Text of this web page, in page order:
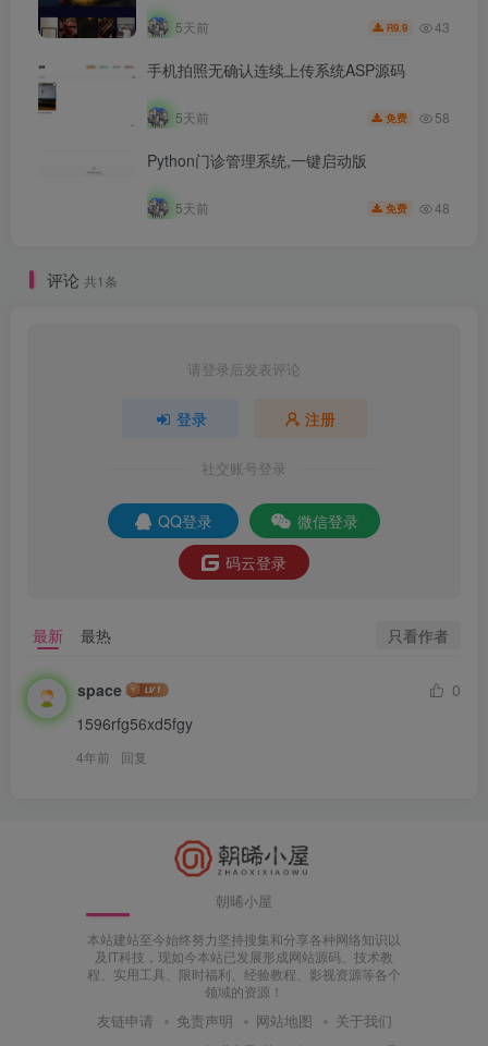
5天前 R9.9 43
手机拍照无确认连续上传系统ASP源码
5天前 免费 58
Python门诊管理系统,一键启动版
5天前 免费 48
评论 共1条
请登录后发表评论
登录 注册
社交账号登录
QQ登录
微信登录
码云登录
最新 最热 只看作者
space
0
1596rfg56xd5fgy
4年前 回复
朝晞小屋
本站建站至今始终努力坚持搜集和分享各种网络知识以
及IT科技，现如今本站已发展形成网站源码、技术教
程、实用工具、限时福利、经验教程、影视资源等各个
领域的资源！
友链申请 免责声明 网站地图 关于我们